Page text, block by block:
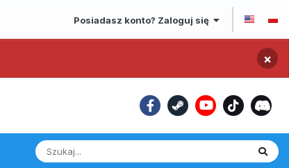
Posiadasz konto? Zaloguj się
×